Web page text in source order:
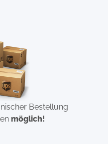
Bestellung
möglich!